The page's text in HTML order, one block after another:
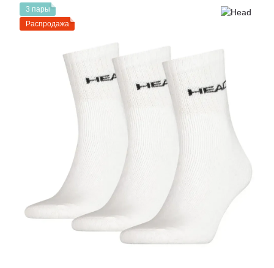
3 пары
Распродажа